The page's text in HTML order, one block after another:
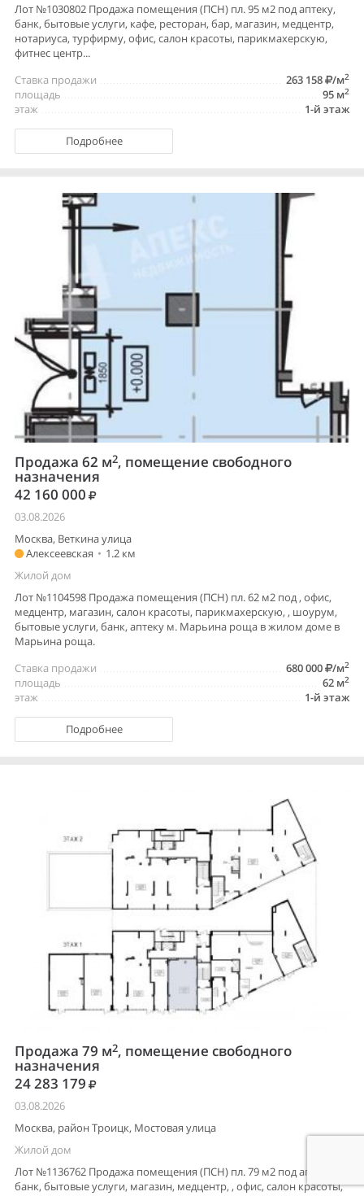
Лот №1030802 Продажа помещения (ПСН) пл. 95 м2 под аптеку,
банк, бытовые услуги, кафе, ресторан, бар, магазин, медцентр,
нотариуса, турфирму, офис, салон красоты, парикмахерскую,
фитнес центр...
263 158
/м2
Ставка продажи
95 м2
площадь
1-й этаж
этаж
Подробнее
Продажа 62 м2, помещение свободного
назначения
42 160 000
03.08.2026
Москва, Веткина улица
Алексеевская • 1.2 км
Жилой дом
Лот №1104598 Продажа помещения (ПСН) пл. 62 м2 под , офис,
медцентр, магазин, салон красоты, парикмахерскую, , шоурум,
бытовые услуги, банк, аптеку м. Марьина роща в жилом доме в
Марьина роща.
680 000
/м2
Ставка продажи
62 м2
площадь
1-й этаж
этаж
Подробнее
Продажа 79 м2, помещение свободного
назначения
24 283 179
03.08.2026
Москва, район Троицк, Мостовая улица
Жилой дом
Лот №1136762 Продажа помещения (ПСН) пл. 79 м2 под аптеку,
банк, бытовые услуги, магазин, медцентр, , офис, салон красоты,